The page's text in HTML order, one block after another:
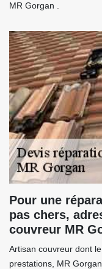
MR Gorgan .
Pour une
pas chers,
couvreur MR
Artisan couvreur dont
prestations, MR